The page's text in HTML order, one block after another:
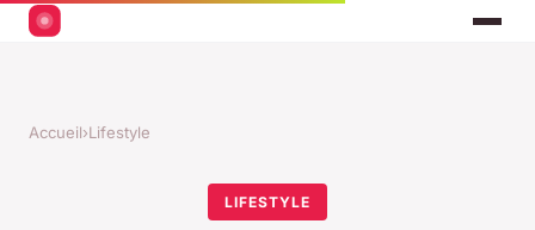
Accueil›Lifestyle
LIFESTYLE